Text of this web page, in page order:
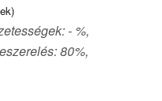
- %,
80%,